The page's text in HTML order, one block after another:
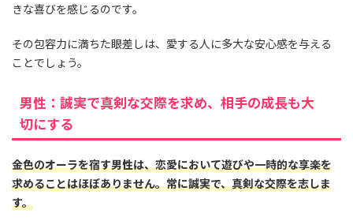
きな喜びを感じるのです。
その包容力に満ちた眼差しは、愛する人に多大な安心感を与える
ことでしょう。
男性：誠実で真剣な交際を求め、相手の成長も大
切にする
金色のオーラを宿す男性は、恋愛において遊びや一時的な享楽を
求めることはほぼありません。常に誠実で、真剣な交際を志しま
す。